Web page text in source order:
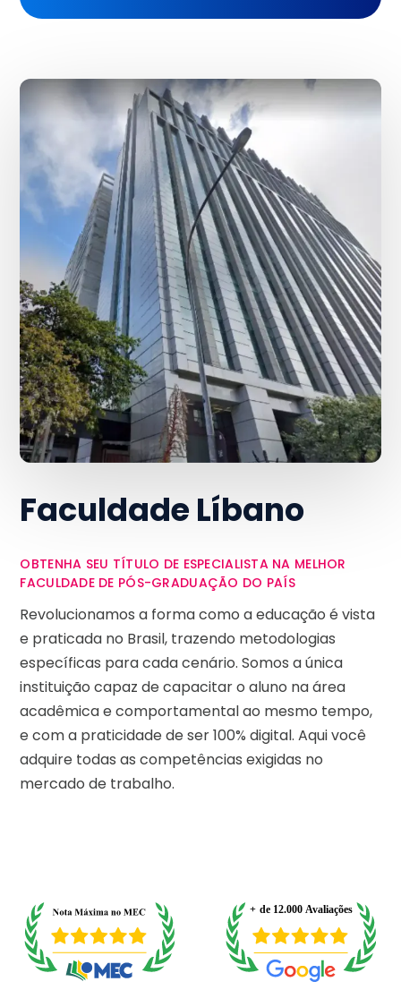
Faculdade Líbano
OBTENHA SEU TÍTULO DE ESPECIALISTA NA MELHOR
FACULDADE DE PÓS-GRADUAÇÃO DO PAÍS
Revolucionamos a forma como a educação é vista
e praticada no Brasil, trazendo metodologias
específicas para cada cenário. Somos a única
instituição capaz de capacitar o aluno na área
acadêmica e comportamental ao mesmo tempo,
e com a praticidade de ser 100% digital. Aqui você
adquire todas as competências exigidas no
mercado de trabalho.